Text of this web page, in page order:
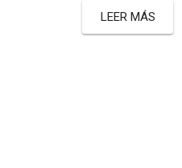
LEER MÁS